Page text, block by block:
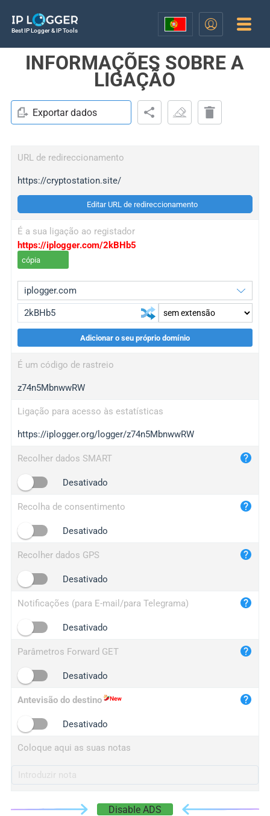
Best IP Logger & IP Tools
INFORMAÇÕES SOBRE A
LIGAÇÃO
Exportar dados
URL de redireccionamento
https://cryptostation.site/
Editar URL de redireccionamento
É a sua ligação ao registador
https://iplogger.com/2kBHb5
cópia
wl.gl
ed.tc
bc.ax
iplogger.com
maper.info
2no.co
yip.su
iplogger.info
Adicionar o seu próprio domínio
É um código de rastreio
z74n5MbnwwRW
Ligação para acesso às estatísticas
https://iplogger.org/logger/z74n5MbnwwRW
Recolher dados SMART
Desativado
Recolha de consentimento
Desativado
Recolher dados GPS
Desativado
Notificações (para E-mail/para Telegrama)
Desativado
Parâmetros Forward GET
Desativado
Antevisão do destino
Desativado
Coloque aqui as suas notas
Disable ADS